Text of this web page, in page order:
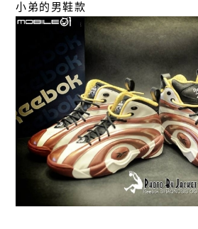
小弟的男鞋款